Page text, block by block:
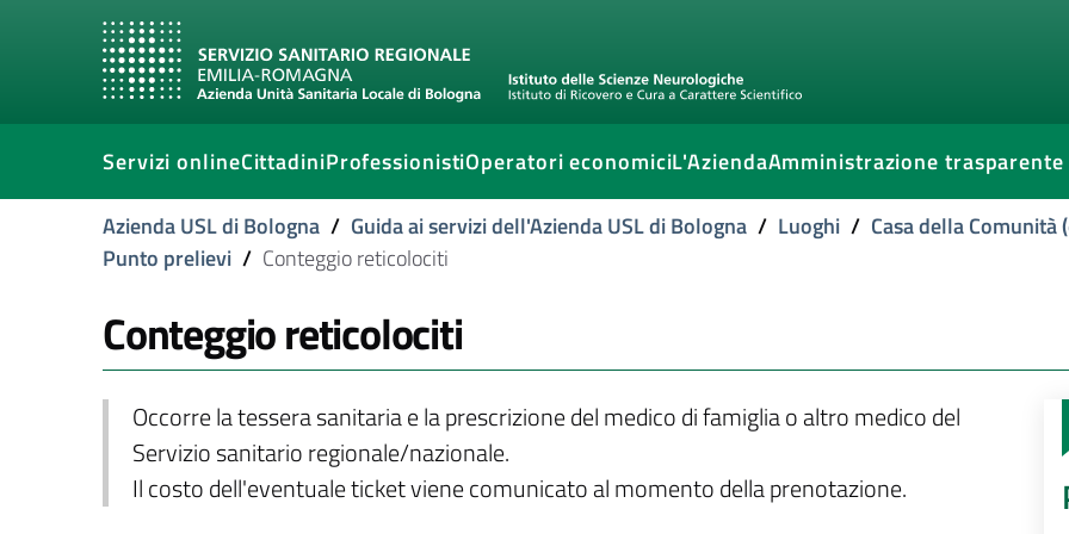
Servizi onlineCittadiniProfessionistiOperatori economiciL'AziendaAmministrazione trasparente
Azienda USL di Bologna / Guida ai servizi dell'Azienda USL di Bologna / Luoghi / Casa della Comunità
Punto prelievi / Conteggio reticolociti
Conteggio reticolociti
Occorre la tessera sanitaria e la prescrizione del medico di famiglia o altro medico del
Servizio sanitario regionale/nazionale.
Il costo dell'eventuale ticket viene comunicato al momento della prenotazione.